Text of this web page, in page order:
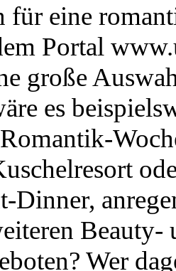
für eine
Portal
große
es
Dinner,
Beauty-
Wer